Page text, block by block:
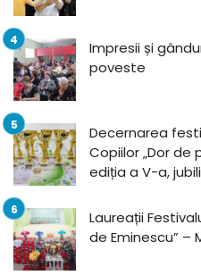
Impresii și
poveste
Decernarea
Copiilor „Dor de
ediția a V-a,
Laureații
de Eminescu” –